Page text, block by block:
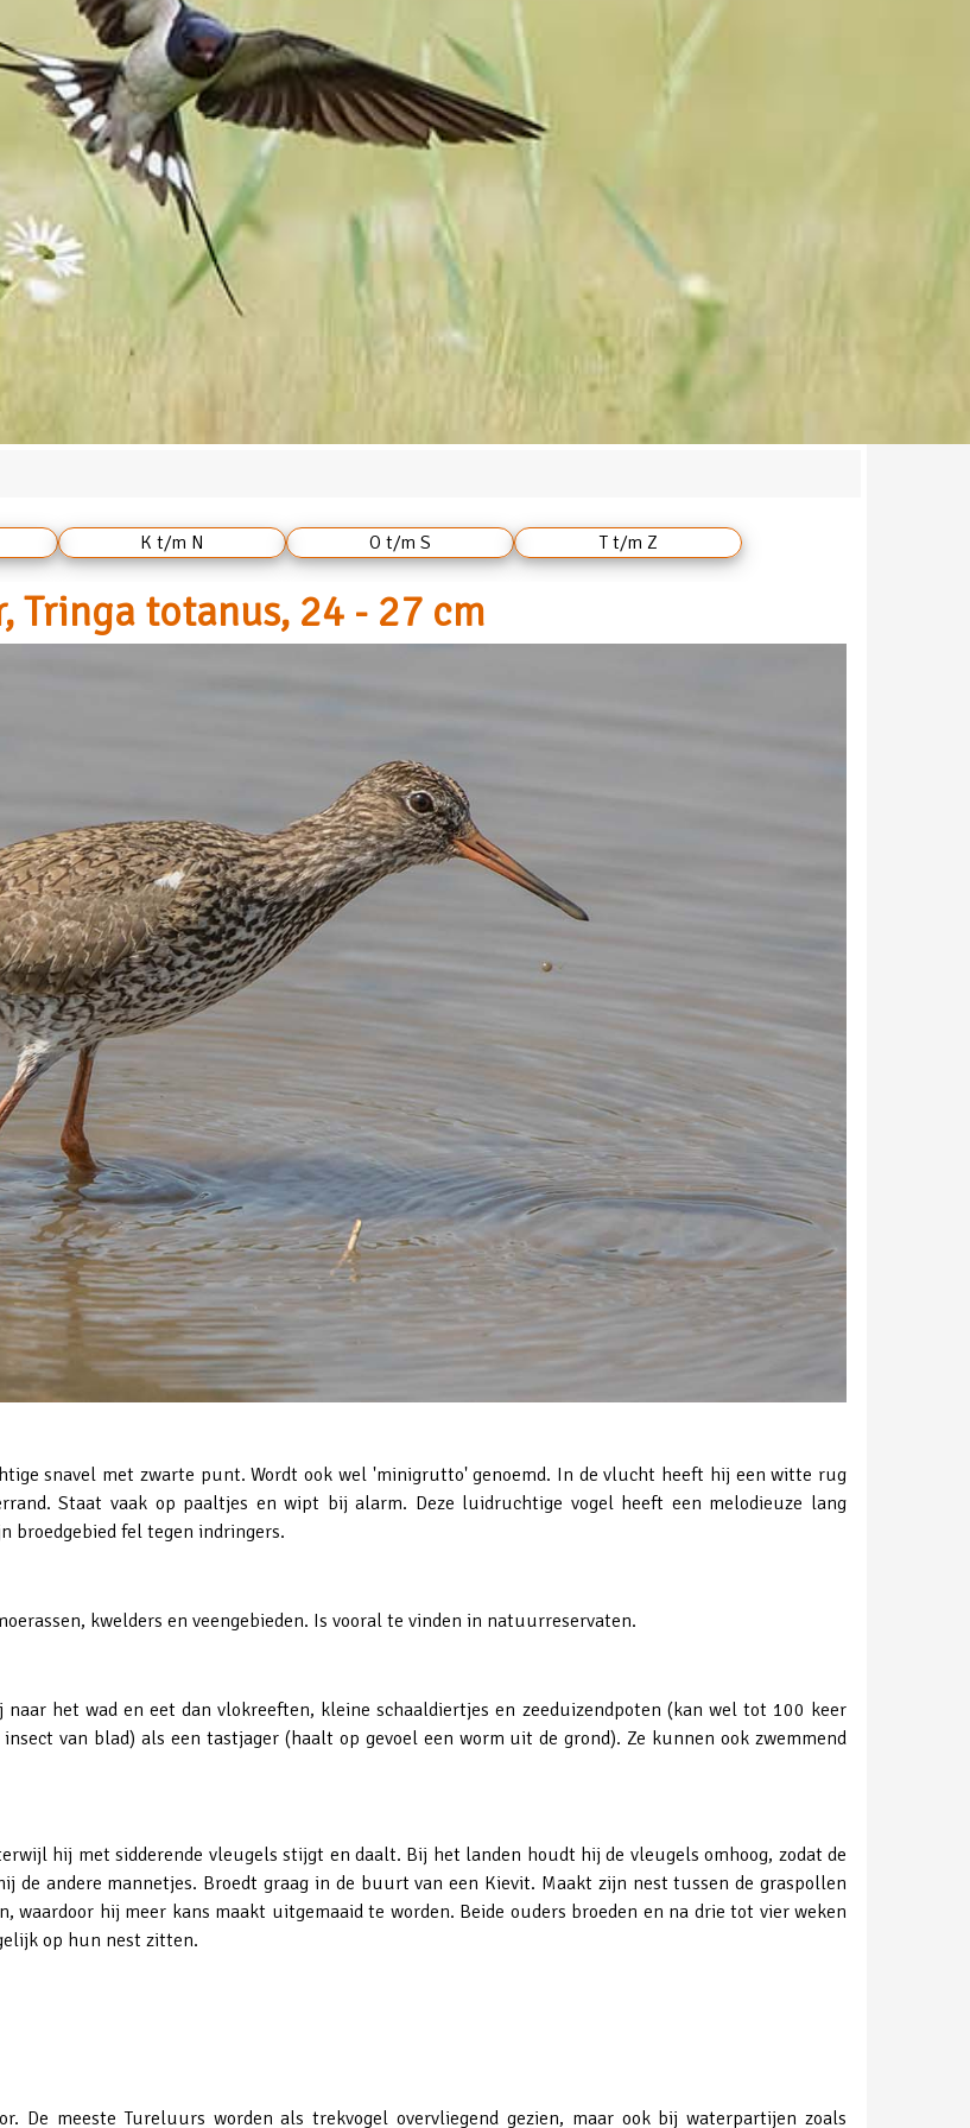
K t/m N O t/m S T t/m Z
Tringa totanus, 24 - 27 cm
snavel met zwarte punt. Wordt ook wel 'minigrutto' genoemd. In de vlucht heeft hij een witte rug
Staat vaak op paaltjes en wipt bij alarm. Deze luidruchtige vogel heeft een melodieuze lang
broedgebied fel tegen indringers.
kwelders en veengebieden. Is vooral te vinden in natuurreservaten.
het wad en eet dan vlokreeften, kleine schaaldiertjes en zeeduizendpoten (kan wel tot 100 keer
van blad) als een tastjager (haalt op gevoel een worm uit de grond). Ze kunnen ook zwemmend
hij met sidderende vleugels stijgt en daalt. Bij het landen houdt hij de vleugels omhoog, zodat de
de andere mannetjes. Broedt graag in de buurt van een Kievit. Maakt zijn nest tussen de graspollen
hij meer kans maakt uitgemaaid te worden. Beide ouders broeden en na drie tot vier weken
op hun nest zitten.
De meeste Tureluurs worden als trekvogel overvliegend gezien, maar ook bij waterpartijen zoals